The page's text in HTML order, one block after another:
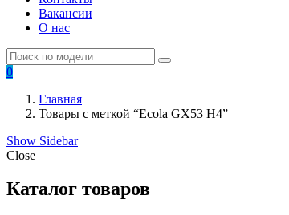
Вакансии
О нас
0
Главная
Товары с меткой “Ecola GX53 Н4”
Show Sidebar
Close
Каталог товаров